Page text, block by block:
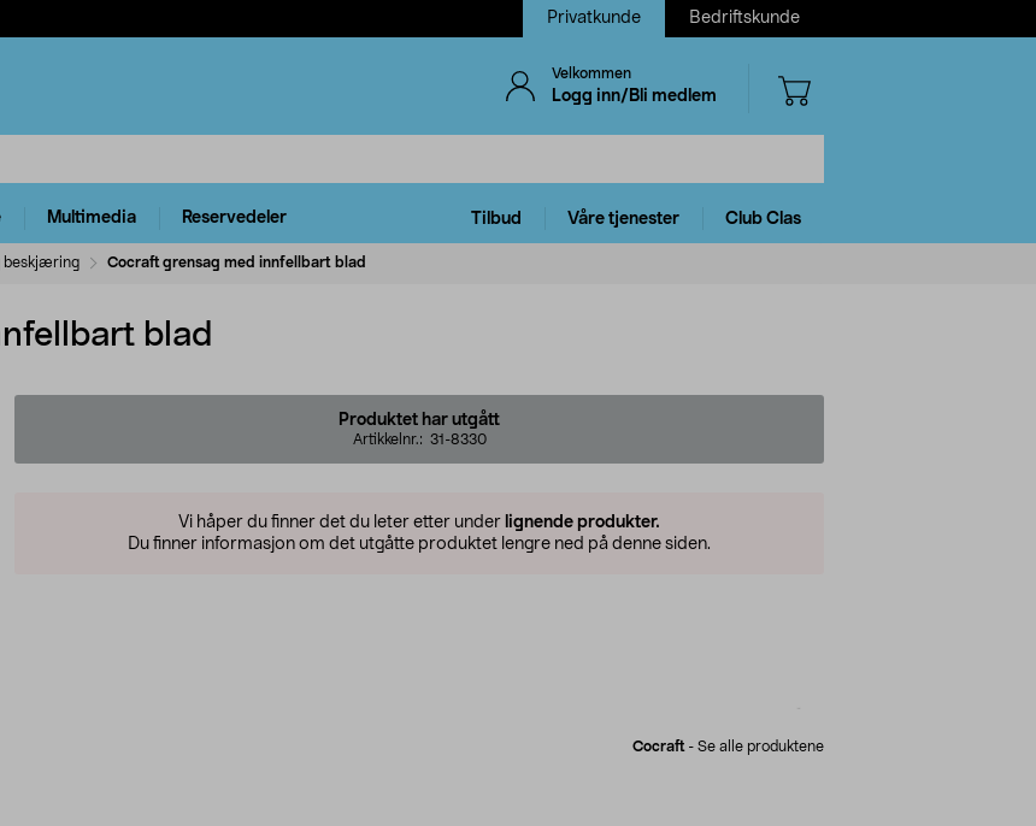
Privatkunde Bedriftskunde
Velkommen
Logg inn/Bli medlem
Multimedia Reservedeler Tilbud Våre tjenester Club Clas
beskjæring Cocraft grensag med innfellbart blad
blad
Produktet har utgått
Artikkelnr.: 31-8330
Vi håper du finner det du leter etter under lignende produkter.
Du finner informasjon om det utgåtte produktet lengre ned på denne siden.
Cocraft - Se alle produktene